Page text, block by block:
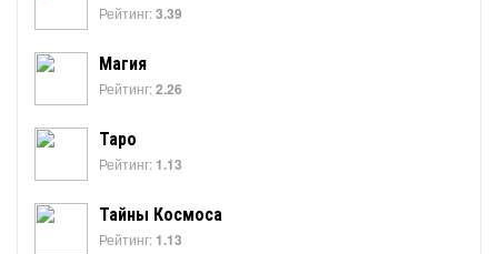
Рейтинг:3.39
Магия
Рейтинг:2.26
Таро
Рейтинг: 1.13
Тайны Космоса
Рейтинг: 1.13